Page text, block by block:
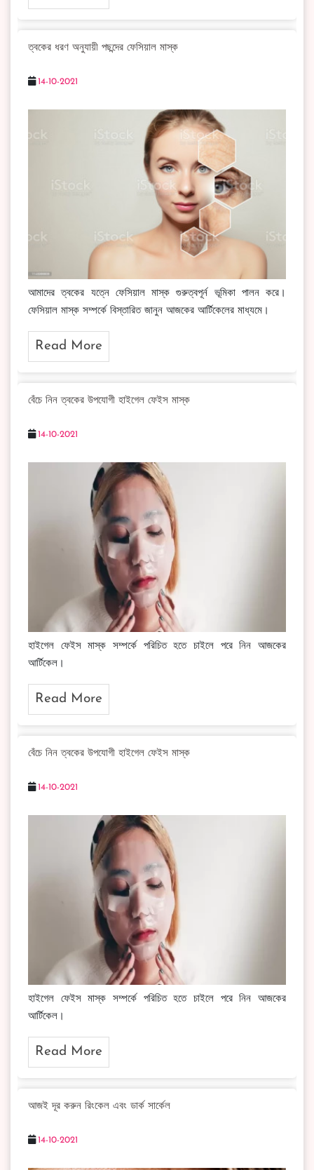
ত্বকের ধরণ অনুযায়ী পছন্দের ফেসিয়াল মাস্ক
14-10-2021
আমাদের ত্বকের যত্নে ফেসিয়াল মাস্ক গুরুত্বপূর্ন ভূমিকা পালন করে।
ফেসিয়াল মাস্ক সম্পর্কে বিস্তারিত জানুন আজকের আর্টিকেলের মাধ্যমে।
Read More
বেঁচে নিন ত্বকের উপযোগী হাইগেল ফেইস মাস্ক
14-10-2021
হাইগেল ফেইস মাস্ক সম্পর্কে পরিচিত হতে চাইলে পরে নিন আজকের
আর্টিকেল।
Read More
বেঁচে নিন ত্বকের উপযোগী হাইগেল ফেইস মাস্ক
14-10-2021
হাইগেল ফেইস মাস্ক সম্পর্কে পরিচিত হতে চাইলে পরে নিন আজকের
আর্টিকেল।
Read More
আজই দূর করুন রিংকেল এবং ডার্ক সার্কেল
14-10-2021